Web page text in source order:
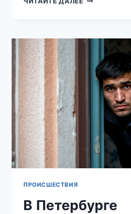
ЛЕТНЮЮ
ДЕВОЧКУ
ПРОИСШЕСТВИЯ
В Петербурге